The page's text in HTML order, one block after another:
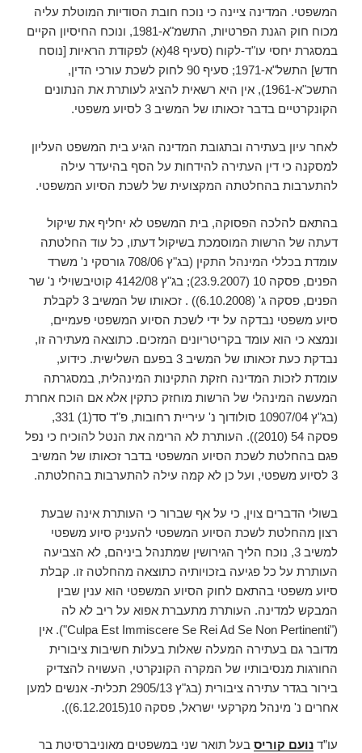
המשפטי. המדינה ציינה כי נוכח חובת הסודיות המוטלת עליה
מכוח חוק הגנת הפרטיות, התשמ"א-1981, ונוכח החיסיון הקיים
במסגרת יחסי עו"ד-לקוח (סעיף 48(א) לפקודת הראיות [נוסח
חדש] התשל"א-1971; סעיף 90 לחוק לשכת עורכי הדין,
התשכ"א-1961), אין היא רשאית להציג לעותרת את הנתונים
הקונקרטיים בדבר זכאותו של המשיב 3 לסיוע משפטי.
לאחר עיון בעתירה ובתגובת המדינה הגיע בית המשפט העליון
למסקנה כי דין העתירה להידחות על הסף בהיעדר עילה
להתערבות בהחלטתה המקצועית של לשכת הסיוע המשפטי.
בהתאם להלכה הפסוקה, בית המשפט לא יחליף את שיקול
דעתה של הרשות המוסמכת בשיקול דעתו, כל עוד החלטתה
עומדת בכללי המינהל התקין (בג"ץ 708/06 גורסקי נ' משרד
הפנים, פסקה 10 (23.9.2007); בג"ץ 4142/08 קוטיבשוילי נ' שר
הפנים, פסקה ג' (6.10.2008)) . זכאותו של המשיב 3 לקבלת
סיוע משפטי נבדקה על ידי לשכת הסיוע המשפטי פעמיים,
ונמצא כי הוא עומד בקריטריונים המזכים. כתוצאה מעתירה זו,
נבדקת כעת זכאותו של המשיב 3 בפעם השלישית. כידוע,
עומדת לזכות המדינה חזקת התקינות המינהלית, במסגרתה
המעשה המינהלי של הרשות מוחזק כתקין אלא אם הוכח אחרת
(בג"ץ 10907/04 סולודוך נ' עיריית רחובות, פ"ד סד(1) 331,
פסקה 54 (2010)). העותרת לא הרימה את הנטל להוכיח כי נפל
פגם בהחלטת לשכת הסיוע המשפטי בדבר זכאותו של המשיב
3 לסיוע משפטי, ועל כן לא קמה עילה להתערבות בהחלטתה.
בשולי הדברים צוין, כי על אף שברור כי העותרת אינה שבעת
רצון מהחלטת לשכת הסיוע המשפטי להעניק סיוע משפטי
למשיב 3, נוכח הליך הגירושין שמתנהל ביניהם, לא הצביעה
העותרת על כל פגיעה בזכויותיה כתוצאה מהחלטה זו. קבלת
סיוע משפטי בהתאם לחוק הסיוע המשפטי הוא ענין שבין
המבקש למדינה. העותרת מתעברת אפוא על ריב לא לה
("Culpa Est Immiscere Se Rei Ad Se Non Pertinenti"). אין
מדובר גם בעתירה המעלה שאלות בעלות חשיבות ציבורית
החורגות מנסיבותיו של המקרה הקונקרטי, העשויה להצדיק
בירור בגדר עתירה ציבורית (בג"ץ 2905/13 תכלית- אנשים למען
אחרים נ' מינהל מקרקעי ישראל, פסקה 10(‏6.12.2015)).
עו”ד נועם קוריס בעל תואר שני במשפטים מאוניברסיטת בר